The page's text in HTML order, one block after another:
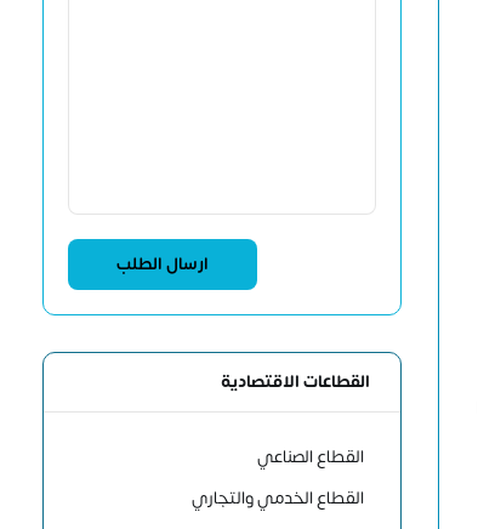
القطاعات الاقتصادية
القطاع الصناعي
القطاع الخدمي والتجاري